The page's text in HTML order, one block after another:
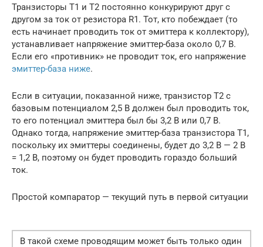
Транзисторы Т1 и Т2 постоянно конкурируют друг с
другом за ток от резистора R1. Тот, кто побеждает (то
есть начинает проводить ток от эмиттера к коллектору),
устанавливает напряжение эмиттер-база около 0,7 В.
Если его «противник» не проводит ток, его напряжение
эмиттер-база ниже.
Если в ситуации, показанной ниже, транзистор T2 с
базовым потенциалом 2,5 В должен был проводить ток,
то его потенциал эмиттера был бы 3,2 В или 0,7 В.
Однако тогда, напряжение эмиттер-база транзистора T1,
поскольку их эмиттеры соединены, будет до 3,2 В — 2 В
= 1,2 В, поэтому он будет проводить гораздо больший
ток.
Простой компаратор — текущий путь в первой ситуации
В такой схеме проводящим может быть только один